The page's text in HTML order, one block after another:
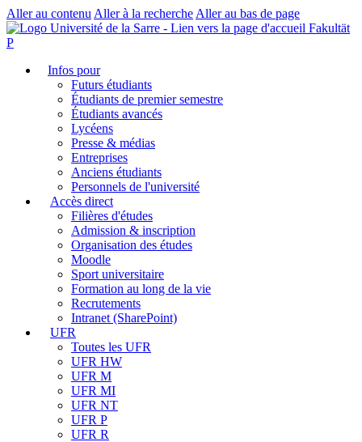
Aller au contenu Aller à la recherche Aller au bas de page
Fakultät
P
Infos pour
Futurs étudiants
Étudiants de premier semestre
Étudiants avancés
Lycéens
Presse & médias
Entreprises
Anciens étudiants
Personnels de l'université
Accès direct
Filières d'études
Admission & inscription
Organisation des études
Moodle
Sport universitaire
Formation au long de la vie
Recrutements
Intranet (SharePoint)
UFR
Toutes les UFR
UFR HW
UFR M
UFR MI
UFR NT
UFR P
UFR R